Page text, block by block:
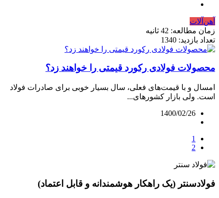
آهن‌آلات
زمان مطالعه: 42 ثانیه
تعداد بازدید: 1340
محصولات فولادی رکورد قیمتی را خواهند زد؟
امسال و با قیمت‌های فعلی، سال بسیار خوبی برای صادرات فولاد
است. ولی بازار کشورهای...
1400/02/26
1
2
فولادسنتر (یک راهکار هوشمندانه و قابل اعتماد)